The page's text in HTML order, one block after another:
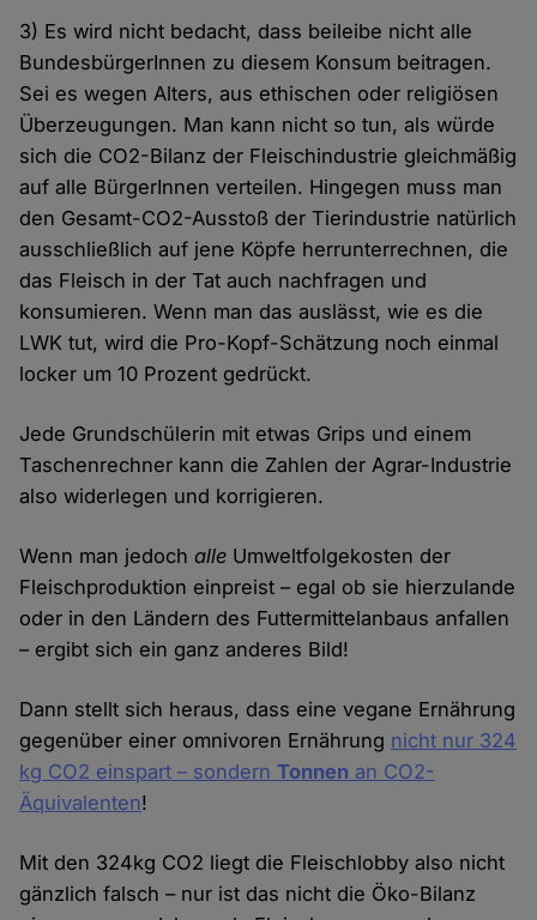
3) Es wird nicht bedacht, dass beileibe nicht alle
BundesbürgerInnen zu diesem Konsum beitragen.
Sei es wegen Alters, aus ethischen oder religiösen
Überzeugungen. Man kann nicht so tun, als würde
sich die CO2-Bilanz der Fleischindustrie gleichmäßig
auf alle BürgerInnen verteilen. Hingegen muss man
den Gesamt-CO2-Ausstoß der Tierindustrie natürlich
ausschließlich auf jene Köpfe herrunterrechnen, die
das Fleisch in der Tat auch nachfragen und
konsumieren. Wenn man das auslässt, wie es die
LWK tut, wird die Pro-Kopf-Schätzung noch einmal
locker um 10 Prozent gedrückt.
Jede Grundschülerin mit etwas Grips und einem
Taschenrechner kann die Zahlen der Agrar-Industrie
also widerlegen und korrigieren.
Wenn man jedochalle Umweltfolgekosten der
Fleischproduktion einpreist – egal ob sie hierzulande
oder in den Ländern des Futtermittelanbaus anfallen
– ergibt sich ein ganz anderes Bild!
Dann stellt sich heraus, dass eine vegane Ernährung
gegenüber einer omnivoren Ernährung nicht nur 324
kg CO2 einspart – sondernTonnen an CO2-
Äquivalenten!
Mit den 324kg CO2 liegt die Fleischlobby also nicht
gänzlich falsch – nur ist das nicht die Öko-Bilanz